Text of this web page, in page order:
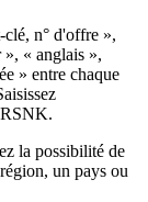
clé, n° d'offre »,
», « anglais »,
» entre chaque
la possibilité de
un pays ou